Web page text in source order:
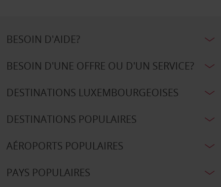
BESOIN D'AIDE?
BESOIN D'UNE OFFRE OU D'UN SERVICE?
DESTINATIONS LUXEMBOURGEOISES
DESTINATIONS POPULAIRES
AÉROPORTS POPULAIRES
PAYS POPULAIRES